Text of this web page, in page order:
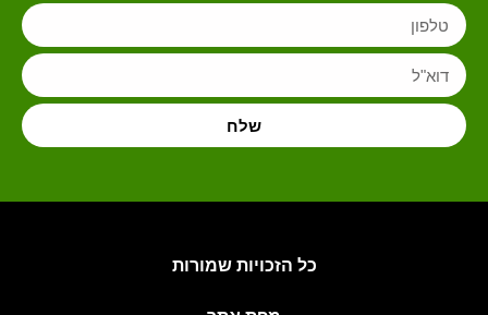
שלח
כל הזכויות שמורות